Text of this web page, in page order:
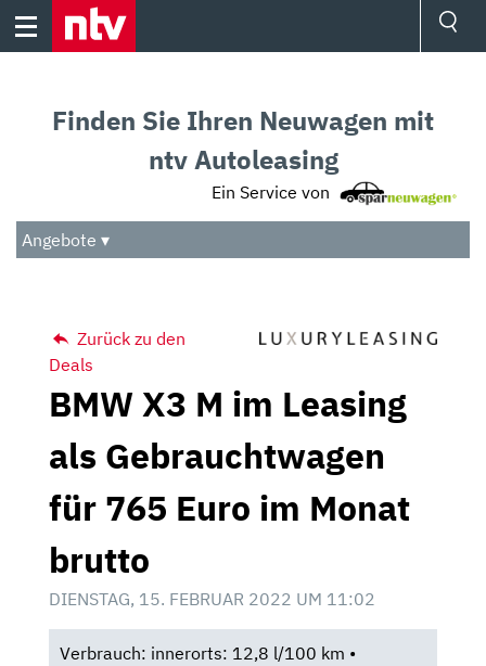
Skip
Audio
Das Beste
Finden Sie Ihren Neuwagen mit
ntv Autoleasing
Ein Service von
Angebote ▾
Zurück zu den
Deals
BMW X3 M im Leasing
als Gebrauchtwagen
für 765 Euro im Monat
brutto
DIENSTAG, 15. FEBRUAR 2022 UM 11:02
Verbrauch: innerorts: 12,8 l/100 km •